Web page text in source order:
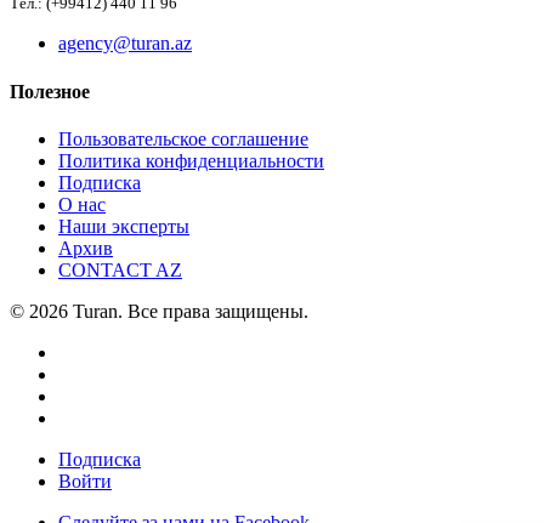
Тел.: (+99412) 440 11 96
agency@turan.az
Полезное
Пользовательское соглашение
Политика конфиденциальности
Подписка
О нас
Наши эксперты
Архив
CONTACT AZ
© 2026 Turan. Все права защищены.
Подписка
Войти